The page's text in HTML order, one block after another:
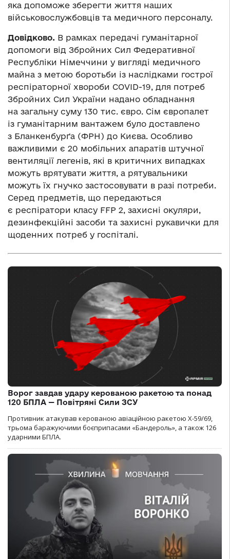
яка допоможе зберегти життя наших
військовослужбовців та медичного персоналу.
Довідково. В рамках передачі гуманітарної
допомоги від Збройних Сил Федеративної
Республіки Німеччини у вигляді медичного
майна з метою боротьби із наслідками гострої
респіраторної хвороби COVID-19, для потреб
Збройних Сил України надано обладнання
на загальну суму 130 тис. євро. Сім європалет
із гуманітарним вантажем було доставлено
з Бланкенбурґа (ФРН) до Києва. Особливо
важливими є 20 мобільних апаратів штучної
вентиляції легенів, які в критичних випадках
можуть врятувати життя, а рятувальники
можуть їх гнучко застосовувати в разі потреби.
Серед предметів, що передаються
є респіратори класу FFP 2, захисні окуляри,
дезинфекційні засоби та захисні рукавички для
щоденних потреб у госпіталі.
Ворог завдав удару керованою ракетою та понад
120 БПЛА — Повітряні Сили ЗСУ
Противник атакував керованою авіаційною ракетою Х-59/69,
трьома баражуючими боєприпасами «Бандероль», а також 126
ударними БПЛА.